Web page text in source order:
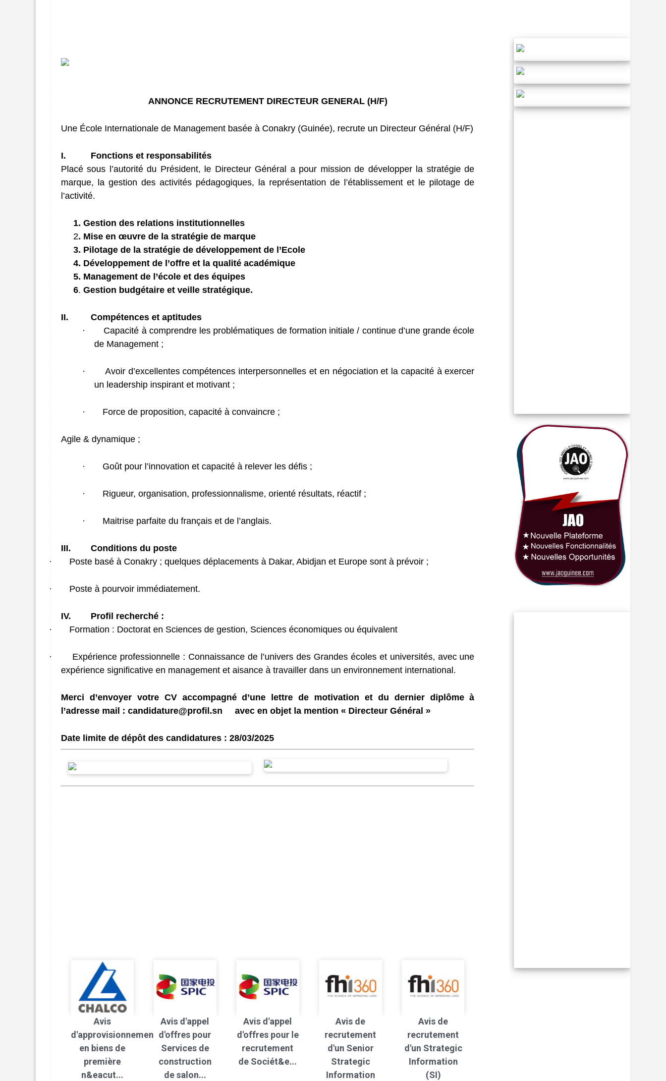
ANNONCE RECRUTEMENT DIRECTEUR GENERAL (H/F)
Une École Internationale de Management basée à Conakry (Guinée), recrute un Directeur Général (H/F)
I.
Fonctions et responsabilités
Placé sous l’autorité du Président, le Directeur Général a pour mission de développer la stratégie de
marque, la gestion des activités pédagogiques, la représentation de l’établissement et le pilotage de
l’activité.
1. Gestion des relations institutionnelles
2. Mise en œuvre de la stratégie de marque
3. Pilotage de la stratégie de développement de l’Ecole
4. Développement de l’offre et la qualité académique
5. Management de l’école et des équipes
6. Gestion budgétaire et veille stratégique.
II.
Compétences et aptitudes
·
Capacité à comprendre les problématiques de formation initiale / continue d’une grande école
de Management ;
·
Avoir d’excellentes compétences interpersonnelles et en négociation et la capacité à exercer
un leadership inspirant et motivant ;
· Force de proposition, capacité à convaincre ;
Agile & dynamique ;
· Goût pour l’innovation et capacité à relever les défis ;
· Rigueur, organisation, professionnalisme, orienté résultats, réactif ;
· Maitrise parfaite du français et de l’anglais.
III.
Conditions du poste
·
Poste basé à Conakry ; quelques déplacements à Dakar, Abidjan et Europe sont à prévoir ;
· Poste à pourvoir immédiatement.
IV.
Profil recherché :
·
Formation : Doctorat en Sciences de gestion, Sciences économiques ou équivalent
·
Expérience professionnelle : Connaissance de l’univers des Grandes écoles et universités, avec une
expérience significative en management et aisance à travailler dans un environnement international.
Merci d’envoyer votre CV accompagné d’une lettre de motivation et du dernier diplôme à
l’adresse mail : candidature@profil.sn
avec en objet la mention « Directeur Général »
Date limite de dépôt des candidatures : 28/03/2025
Avis
d'approvisionnement
en biens de
première
n&eacut...
Avis d'appel
d'offres pour
Services de
construction
de salon...
Avis d'appel
d'offres pour le
recrutement
de Sociét&e...
Avis de
recrutement
d'un Senior
Strategic
Information
Avis de
recrutement
d'un Strategic
Information
(SI)